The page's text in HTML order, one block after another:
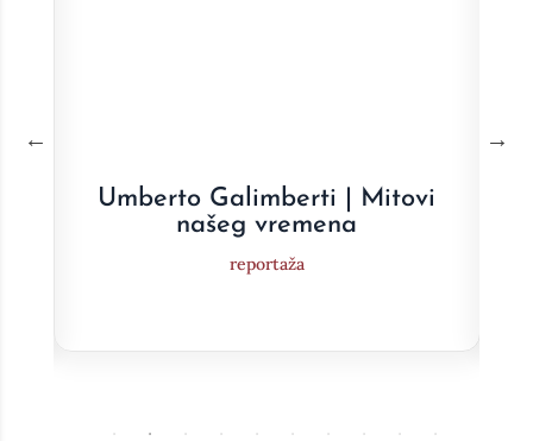
Umberto Galimberti | Mitovi
našeg vremena
reportaža